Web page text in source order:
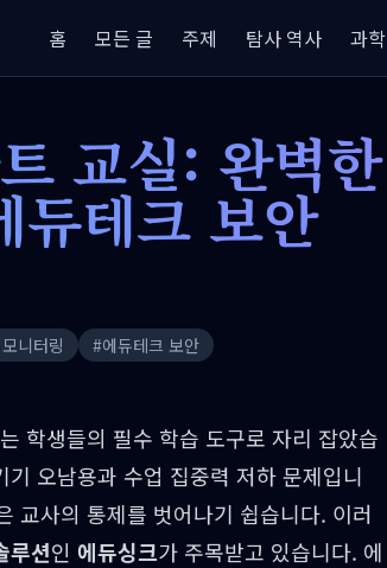
홈 모든 글 주제 탐사 역사 과학
교실: 완벽한
듀테크 보안
니터링 #에듀테크 보안
학생들의 필수 학습 도구로 자리 잡았습
오남용과 수업 집중력 저하 문제입니
교사의 통제를 벗어나기 쉽습니다. 이러
루션인 에듀싱크가 주목받고 있습니다. 에